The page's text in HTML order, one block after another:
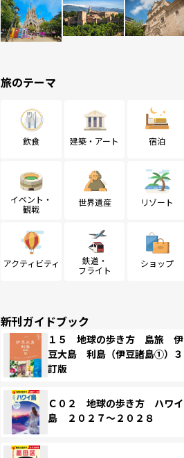
旅のテーマ
飲食 建築・アート 宿泊
イベント・
観戦
世界遺産 リゾート
アクティビティ
鉄道・
フライト
ショップ
新刊ガイドブック
１５ 地球の歩き方 島旅 伊
豆大島 利島（伊豆諸島①）３
訂版
Ｃ０２ 地球の歩き方 ハワイ
島 ２０２７～２０２８